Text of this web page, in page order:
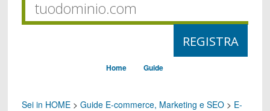
Home Guide
Sei in HOME> Guide E-commerce, Marketing e SEO> E-